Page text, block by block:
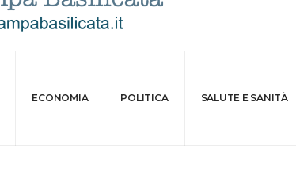
ECONOMIA POLITICA SALUTE E SANITÀ